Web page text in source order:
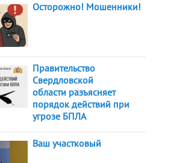
Осторожно! Мошенники!
Правительство
Свердловской
области разъясняет
порядок действий при
угрозе БПЛА
Ваш участковый